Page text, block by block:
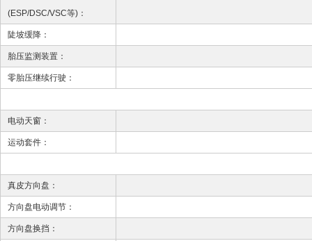
(ESP/DSC/VSC等)：
陡坡缓降：
胎压监测装置：
零胎压继续行驶：
电动天窗：
运动套件：
真皮方向盘：
方向盘电动调节：
方向盘换挡：